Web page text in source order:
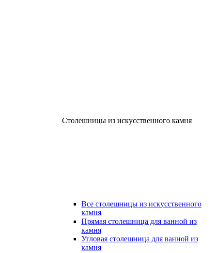
Столешницы из искусственного камня
Все столешницы из искусственного
камня
Прямая столешница для ванной из
камня
Угловая столешница для ванной из
камня